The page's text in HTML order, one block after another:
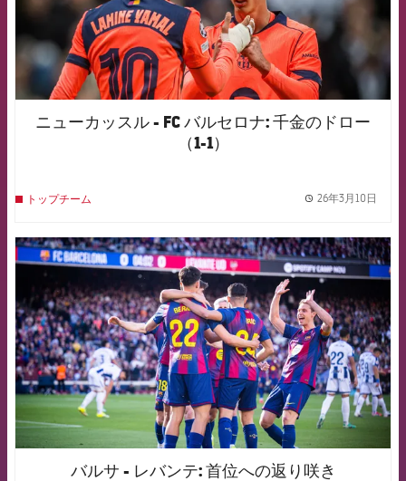
ニューカッスル - FC バルセロナ: 千金のドロー
（1-1）
トップチーム 26年3月10日
FCB Barcelona badge
バルサ - レバンテ: 首位への返り咲き